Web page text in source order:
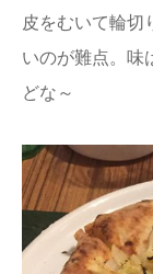
皮をむいて輪切
いのが難点。味
どな～